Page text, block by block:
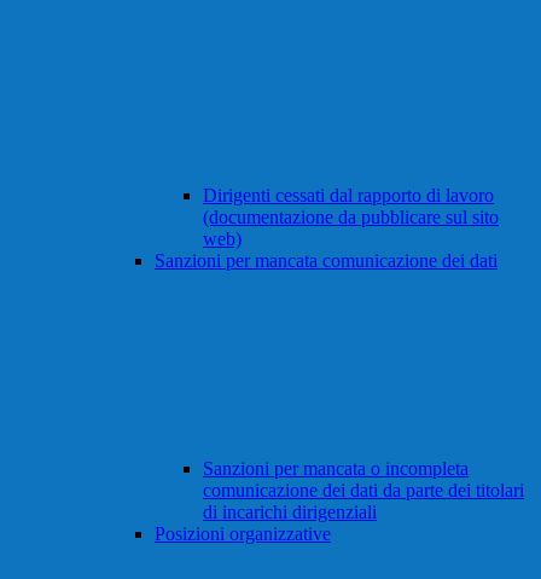
Dirigenti cessati dal rapporto di lavoro
(documentazione da pubblicare sul sito
web)
Sanzioni per mancata comunicazione dei dati
Sanzioni per mancata o incompleta
comunicazione dei dati da parte dei titolari
di incarichi dirigenziali
Posizioni organizzative